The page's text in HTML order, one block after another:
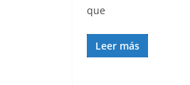
que
Leer más